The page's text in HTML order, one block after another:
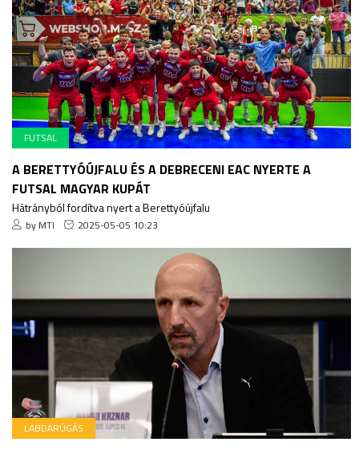
FUTSAL
A BERETTYÓÚJFALU ÉS A DEBRECENI EAC NYERTE A
FUTSAL MAGYAR KUPÁT
Hátrányból fordítva nyert a Berettyóújfalu
by MTI 2025-05-05 10:23
LABDARÚGÁS